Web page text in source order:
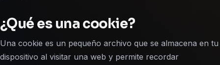
¿Qué es una cookie?
Una cookie es un pequeño archivo que se almacena en tu
dispositivo al visitar una web y permite recordar